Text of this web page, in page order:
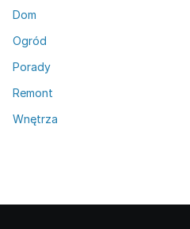
Dom
Ogród
Porady
Remont
Wnętrza